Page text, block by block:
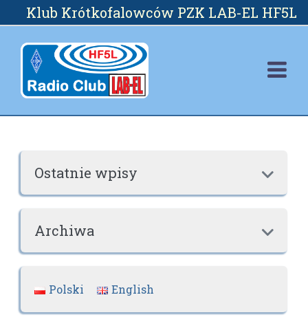
Skip
to
content
Klub Krótkofalowców PZK LAB-EL HF5L

Ostatnie wpisy

Archiwa
Polski English